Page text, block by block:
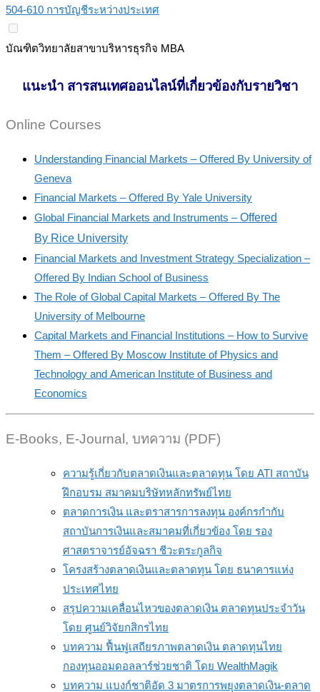
504-610 การบัญชีระหว่างประเทศ
บัณฑิตวิทยาลัยสาขาบริหารธุรกิจ MBA
แนะนำ สารสนเทศออนไลน์ที่เกี่ยวข้องกับรายวิชา
Online Courses
Understanding Financial Markets – Offered By University of
Geneva
Financial Markets – Offered By Yale University
Global Financial Markets and Instruments –Offered
By Rice University
Financial Markets and Investment Strategy Specialization –
Offered By Indian School of Business
The Role of Global Capital Markets – Offered By The
University of Melbourne
Capital Markets and Financial Institutions – How to Survive
Them – Offered By Moscow Institute of Physics and
Technology and American Institute of Business and
Economics
E-Books, E-Journal, บทความ (PDF)
ความรู้เกี่ยวกับตลาดเงินและตลาดทุน โดย ATI สถาบัน
ฝึกอบรม สมาคมบริษัทหลักทรัพย์ไทย
ตลาดการเงิน และตราสารการลงทุน องค์กรกำกับ
สถาบันการเงินและสมาคมที่เกี่ยวข้อง โดย รอง
ศาสตราจารย์อัจฉรา ชีวะตระกูลกิจ
โครงสร้างตลาดเงินและตลาดทุน โดย ธนาคารแห่ง
ประเทศไทย
สรุปความเคลื่อนไหวของตลาดเงิน ตลาดทุนประจำวัน
โดย ศูนย์วิจัยกสิกรไทย
บทความ ฟื้นฟูเสถียรภาพตลาดเงิน ตลาดทุนไทย
กองทุนออมดอลลาร์ช่วยชาติ โดย WealthMagik
บทความ แบงก์ชาติอัด 3 มาตรการพยุงตลาดเงิน-ตลาด